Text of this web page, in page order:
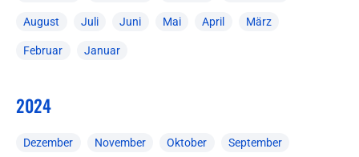
August Juli Juni Mai April März
Februar Januar
2024
Dezember November Oktober September